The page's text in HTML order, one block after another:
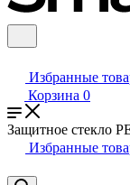
Избранные
Корзина 0
Защитное стекло
Избранные